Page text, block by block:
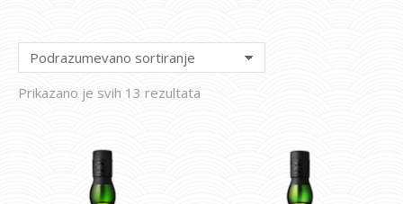
Prikazano je svih 13 rezultata